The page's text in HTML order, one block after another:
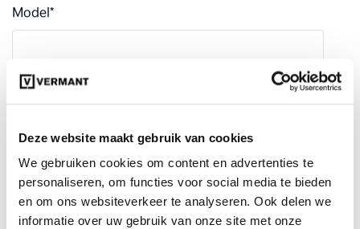
Deze website maakt gebruik van cookies
We gebruiken cookies om content en advertenties te
personaliseren, om functies voor social media te bieden
en om ons websiteverkeer te analyseren. Ook delen we
informatie over uw gebruik van onze site met onze
Model*
Kilometerstand *